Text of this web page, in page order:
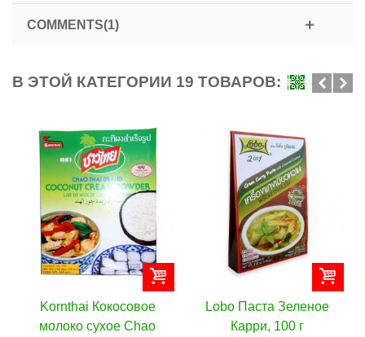
COMMENTS(1)
В ЭТОЙ КАТЕГОРИИ 19 ТОВАРОВ:
Kornthai Кокосовое
молоко сухое Chao
Lobo Паста Зеленое
Карри, 100 г